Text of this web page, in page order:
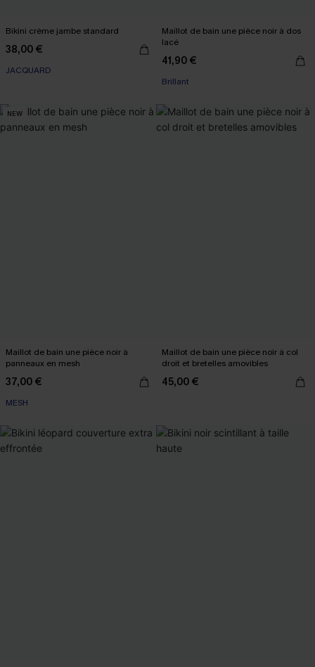
Bikini crème jambe standard
38,00 €
JACQUARD
Maillot de bain une pièce noir à dos
lacé
41,90 €
Brillant
NEW
Maillot de bain une pièce noir à
panneaux en mesh
37,00 €
MESH
Maillot de bain une pièce noir à col
droit et bretelles amovibles
45,00 €